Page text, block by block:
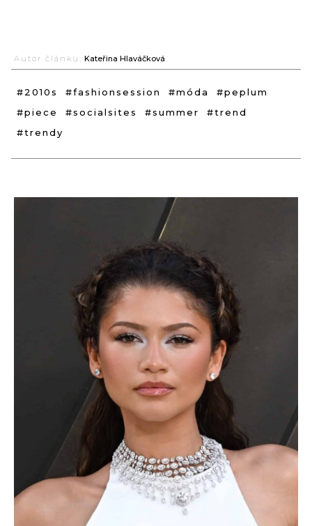
Autor článku: Kateřina Hlaváčková
#2010s #fashionsession #móda
#peplum
#piece
#socialsites #summer
#trend
#trendy